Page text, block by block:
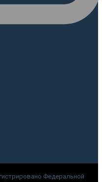
Федеральной